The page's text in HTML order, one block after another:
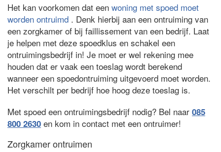
Het kan voorkomen dat een woning met spoed moet
worden ontruimd . Denk hierbij aan een ontruiming van
een zorgkamer of bij faillissement van een bedrijf. Laat
je helpen met deze spoedklus en schakel een
ontruimingsbedrijf in! Je moet er wel rekening mee
houden dat er vaak een toeslag wordt berekend
wanneer een spoedontruiming uitgevoerd moet worden.
Het verschilt per bedrijf hoe hoog deze toeslag is.
Met spoed een ontruimingsbedrijf nodig? Bel naar 085
800 2630 en kom in contact met een ontruimer!
Zorgkamer ontruimen